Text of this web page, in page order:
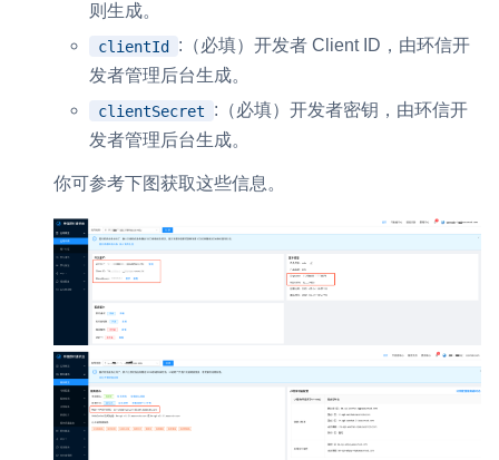
则生成。
clientId
:（必填）开发者 Client ID，由环信开
发者管理后台生成。
clientSecret
:（必填）开发者密钥，由环信开
发者管理后台生成。
你可参考下图获取这些信息。